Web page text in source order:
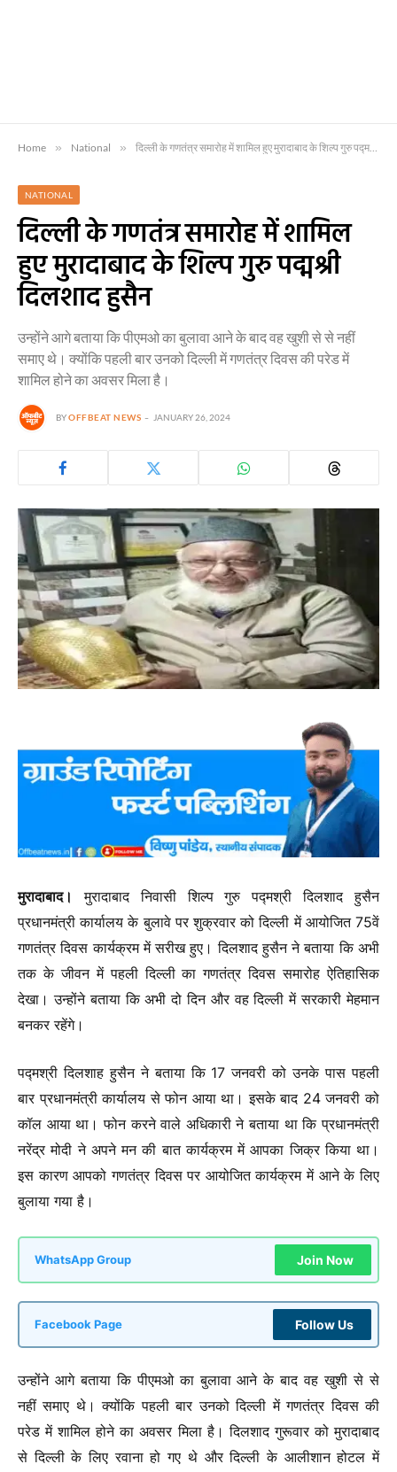
Home » National » दिल्ली के गणतंत्र समारोह में शामिल हुए मुरादाबाद के शिल्प गुरु पद्मश्री दिलशाद हुसैन
NATIONAL
दिल्ली के गणतंत्र समारोह में शामिल
हुए मुरादाबाद के शिल्प गुरु पद्मश्री
दिलशाद हुसैन
उन्होंने आगे बताया कि पीएमओ का बुलावा आने के बाद वह खुशी से से नहीं
समाए थे। क्योंकि पहली बार उनको दिल्ली में गणतंत्र दिवस की परेड में
शामिल होने का अवसर मिला है।
BYOFFBEAT NEWS JANUARY 26, 2024
मुरादाबाद।
मुरादाबाद निवासी शिल्प गुरु पद्मश्री दिलशाद हुसैन
प्रधानमंत्री कार्यालय के बुलावे पर शुक्रवार को दिल्ली में आयोजित 75वें
गणतंत्र दिवस कार्यक्रम में सरीख हुए। दिलशाद हुसैन ने बताया कि अभी
तक के जीवन में पहली दिल्ली का गणतंत्र दिवस समारोह ऐतिहासिक
देखा। उन्होंने बताया कि अभी दो दिन और वह दिल्ली में सरकारी मेहमान
बनकर रहेंगे।
पद्मश्री दिलशाह हुसैन ने बताया कि 17 जनवरी को उनके पास पहली
बार प्रधानमंत्री कार्यालय से फोन आया था। इसके बाद 24 जनवरी को
कॉल आया था। फोन करने वाले अधिकारी ने बताया था कि प्रधानमंत्री
नरेंद्र मोदी ने अपने मन की बात कार्यक्रम में आपका जिक्र किया था।
इस कारण आपको गणतंत्र दिवस पर आयोजित कार्यक्रम में आने के लिए
बुलाया गया है।
WhatsApp Group Join Now
Facebook Page Follow Us
उन्होंने आगे बताया कि पीएमओ का बुलावा आने के बाद वह खुशी से से
नहीं समाए थे। क्योंकि पहली बार उनको दिल्ली में गणतंत्र दिवस की
परेड में शामिल होने का अवसर मिला है। दिलशाद गुरूवार को मुरादाबाद
से दिल्ली के लिए रवाना हो गए थे और दिल्ली के आलीशान होटल में